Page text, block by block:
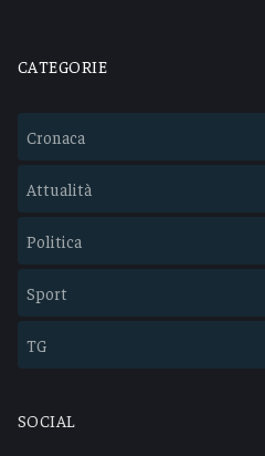
CATEGORIE
Cronaca
Attualità
Politica
Sport
TG
SOCIAL